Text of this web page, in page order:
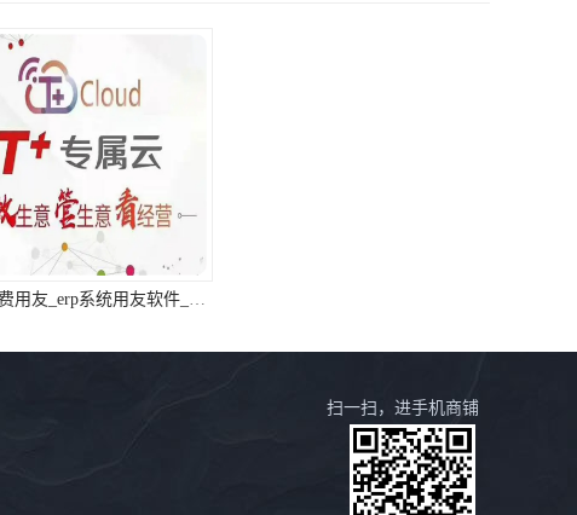
浙江免费用友_erp系统用友软件_浙江用友
扫一扫，进手机商铺